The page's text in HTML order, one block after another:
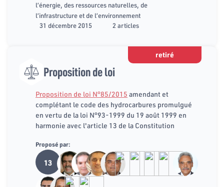
l’énergie, des ressources naturelles, de
l’infrastructure et de l’environnement
31 décembre 2015
2 articles
retiré
Proposition de loi
Proposition de loi N°85/2015 amendant et
complétant le code des hydrocarbures promulgué
en vertu de la loi N°93-1999 du 19 août 1999 en
harmonie avec l'article 13 de la Constitution
Proposé par:
13